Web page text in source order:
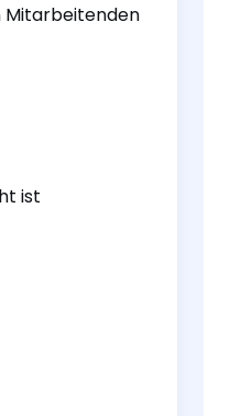
Mitarbeitenden
ist